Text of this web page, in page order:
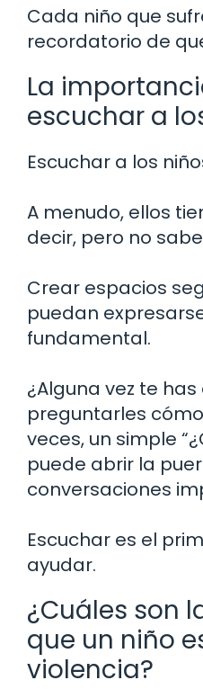
Cada niño que
recordatorio de
La
escuchar a
Escuchar a los
A menudo, ellos
decir, pero no
Crear espacios
puedan
fundamental.
¿Alguna vez te
preguntarles
veces, un simple
puede abrir la
conversaciones
Escuchar es el
ayudar.
¿Cuáles son
que un niño
violencia?